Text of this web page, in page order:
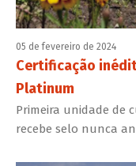
05 de fevereiro de 2024
Certificação
Platinum
Primeira unidade de
recebe selo nunca